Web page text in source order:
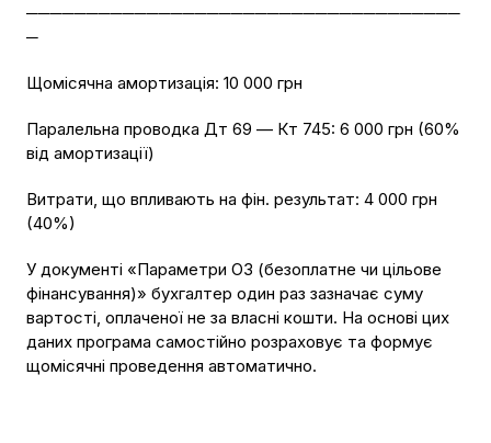
────────────────────────────────────
─
Щомісячна амортизація: 10 000 грн
Паралельна проводка Дт 69 — Кт 745: 6 000 грн (60%
від амортизації)
Витрати, що впливають на фін. результат: 4 000 грн
(40%)
У документі «Параметри ОЗ (безоплатне чи цільове
фінансування)» бухгалтер один раз зазначає суму
вартості, оплаченої не за власні кошти. На основі цих
даних програма самостійно розраховує та формує
щомісячні проведення автоматично.